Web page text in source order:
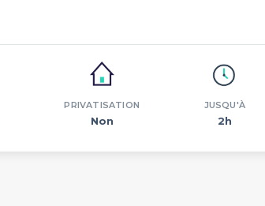
PRIVATISATION
Non
JUSQU'À
2h